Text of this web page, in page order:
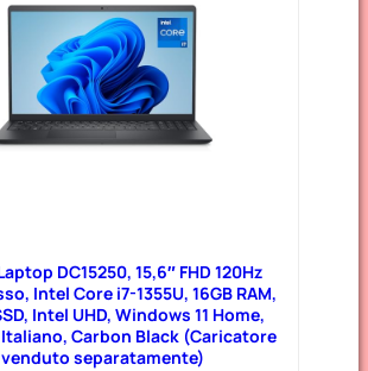
DC15250, 15,6″ FHD 120Hz
Intel Core i7-1355U, 16GB RAM,
Intel UHD, Windows 11 Home,
Italiano, Carbon Black (Caricatore
venduto separatamente)